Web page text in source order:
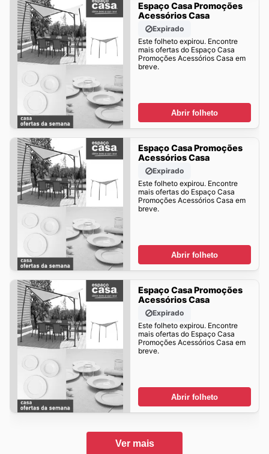
Espaço Casa Promoções
Acessórios Casa
Expirado
Este folheto expirou. Encontre
mais ofertas do Espaço Casa
Promoções Acessórios Casa em
breve.
Abrir folheto
Espaço Casa Promoções
Acessórios Casa
Expirado
Este folheto expirou. Encontre
mais ofertas do Espaço Casa
Promoções Acessórios Casa em
breve.
Abrir folheto
Espaço Casa Promoções
Acessórios Casa
Expirado
Este folheto expirou. Encontre
mais ofertas do Espaço Casa
Promoções Acessórios Casa em
breve.
Abrir folheto
Ver mais